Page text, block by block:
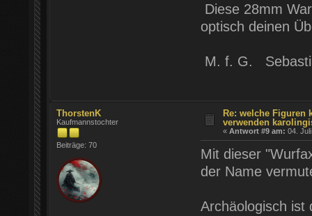
Diese 28mm
optisch deinen
M. f. G.
ThorstenK
Kaufmannstochter
Beiträge: 70
Re: welche Figuren
verwenden
«Antwort #9 am: 04.
Mit dieser
der Name
Archäologisch ist